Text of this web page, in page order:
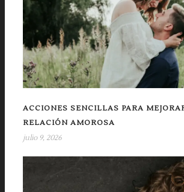
ACCIONES SENCILLAS PARA
RELACIÓN AMOROSA
julio 9, 2026